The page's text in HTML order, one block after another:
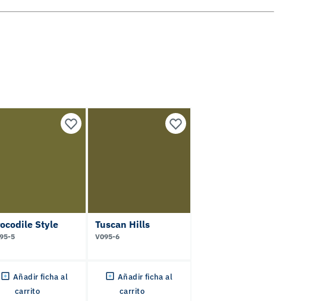
Style
5
Añadir ficha al
carrito
Tuscan Hills
V095-6
Añadir ficha al
carrito